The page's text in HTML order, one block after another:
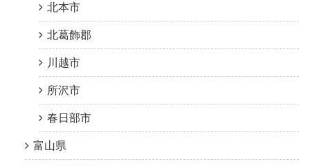
北本市
北葛飾郡
川越市
所沢市
春日部市
富山県